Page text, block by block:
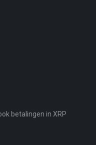
betalingen in XRP